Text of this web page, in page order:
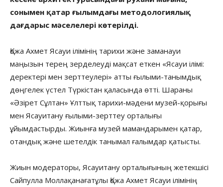
сонымен қатар ғылымдағы методологиялық
дағдарыс мәселелері көтерілді.
Қожа Ахмет Ясауи ілімінің тарихи және заманауи
маңызын терең зерделеуді мақсат еткен «Ясауи ілімі:
деректері мен зерттеулері» атты ғылыми-танымдық
дөңгелек үстел Түркістан қаласында өтті. Шараны
«Әзірет Сұлтан» Ұлттық тарихи-мәдени музей-қорығы
мен Ясауитану ғылыми-зерттеу орталығы
ұйымдастырды. Жиынға музей мамандарымен қатар,
отандық және шетелдік танымал ғалымдар қатысты.
Жиын модераторы, Ясауитану орталығының жетекшісі
Сайпулла Моллақанағатұлы Қожа Ахмет Ясауи ілімінің